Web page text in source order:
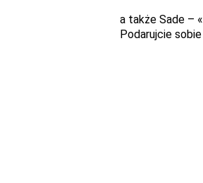
a także Sade – «
Podarujcie